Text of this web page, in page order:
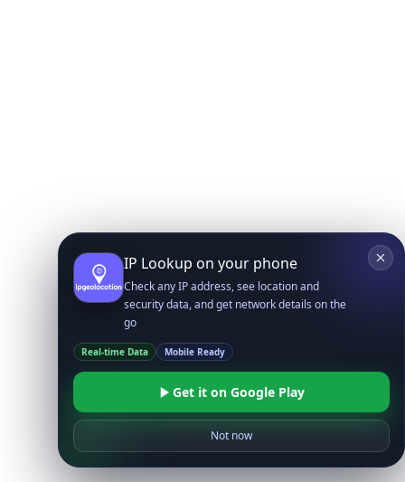
IP Lookup on your phone
Check any IP address, see location and
security data, and get network details on the
go
Real-time Data Mobile Ready
Get it on Google Play
Not now